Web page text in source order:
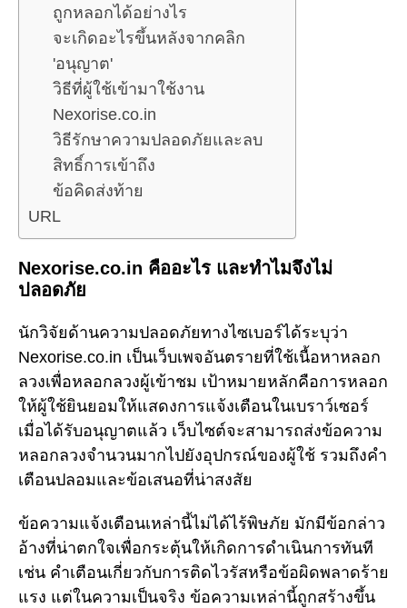
ถูกหลอกได้อย่างไร
จะเกิดอะไรขึ้นหลังจากคลิก
'อนุญาต'
วิธีที่ผู้ใช้เข้ามาใช้งาน
Nexorise.co.in
วิธีรักษาความปลอดภัยและลบ
สิทธิ์การเข้าถึง
ข้อคิดส่งท้าย
URL
Nexorise.co.in คืออะไร และทำไมจึงไม่
ปลอดภัย
นักวิจัยด้านความปลอดภัยทางไซเบอร์ได้ระบุว่า
Nexorise.co.in เป็นเว็บเพจอันตรายที่ใช้เนื้อหาหลอก
ลวงเพื่อหลอกลวงผู้เข้าชม เป้าหมายหลักคือการหลอก
ให้ผู้ใช้ยินยอมให้แสดงการแจ้งเตือนในเบราว์เซอร์
เมื่อได้รับอนุญาตแล้ว เว็บไซต์จะสามารถส่งข้อความ
หลอกลวงจำนวนมากไปยังอุปกรณ์ของผู้ใช้ รวมถึงคำ
เตือนปลอมและข้อเสนอที่น่าสงสัย
ข้อความแจ้งเตือนเหล่านี้ไม่ได้ไร้พิษภัย มักมีข้อกล่าว
อ้างที่น่าตกใจเพื่อกระตุ้นให้เกิดการดำเนินการทันที
เช่น คำเตือนเกี่ยวกับการติดไวรัสหรือข้อผิดพลาดร้าย
แรง แต่ในความเป็นจริง ข้อความเหล่านี้ถูกสร้างขึ้น